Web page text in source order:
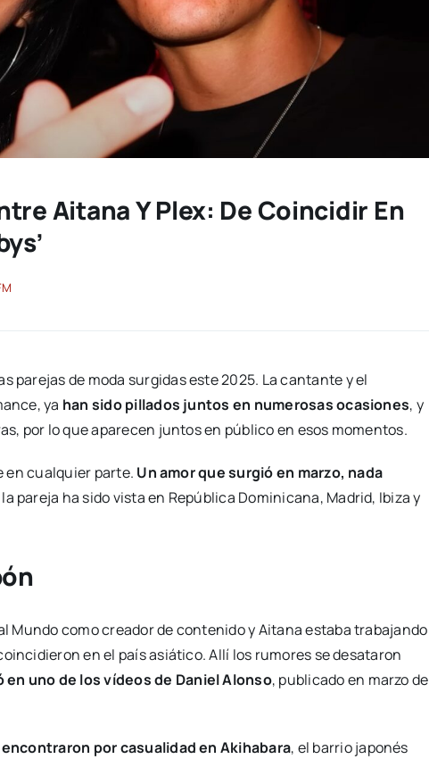
Aitana Y Plex: De Coincidir En
parejas de moda surgidas este 2025. La cantante y el
ya han sido pillados juntos en numerosas ocasiones, y
por lo que aparecen juntos en público en esos momentos.
en cualquier parte. Un amor que surgió en marzo, nada
pareja ha sido vista en República Dominicana, Madrid, Ibiza y
Mundo como creador de contenido y Aitana estaba trabajando
en el país asiático. Allí los rumores se desataron
uno de los vídeos de Daniel Alonso, publicado en marzo de
por casualidad en Akihabara, el barrio japonés